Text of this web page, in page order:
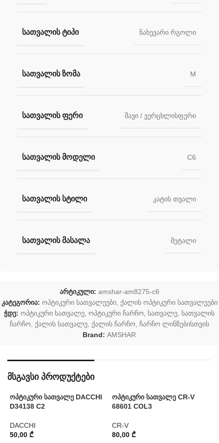
ᲡᲐᲗᲕᲐᲚᲘᲡ ᲢᲘᲞᲘ ნახევარი რგოლი
ᲡᲐᲗᲕᲐᲚᲘᲡ ᲖᲝᲛᲐ M
ᲡᲐᲗᲕᲐᲚᲘᲡ ᲤᲔᲠᲘ შავი / ვერცხლისფერი
ᲡᲐᲗᲕᲐᲚᲘᲡ ᲛᲝᲓᲔᲚᲘ C6
ᲡᲐᲗᲕᲐᲚᲘᲡ ᲡᲢᲘᲚᲘ კატის თვალი
ᲡᲐᲗᲕᲐᲚᲘᲡ ᲛᲐᲡᲐᲚᲐ მეტალი
არტიკული: amshar-am8275-c6
კატეგორია: ოპტიკური სათვალეები, ქალის ოპტიკური სათვალეები
ჭდე: ოპტიკური სათვალე, ოპტიკური ჩარჩო, სათვალე, სათვალის
ჩარჩო, ქალის სათვალე, ქალის ჩარჩო, ჩარჩო ლინზებისთვის
Brand:AMSHAR
მსგავსი პროდუქტები
ოპტიკური სათვალე DACCHI
D34138 C2
DACCHI
50,00 ₾
ოპტიკური სათვალე CR-V
68601 COL3
CR-V
80,00 ₾